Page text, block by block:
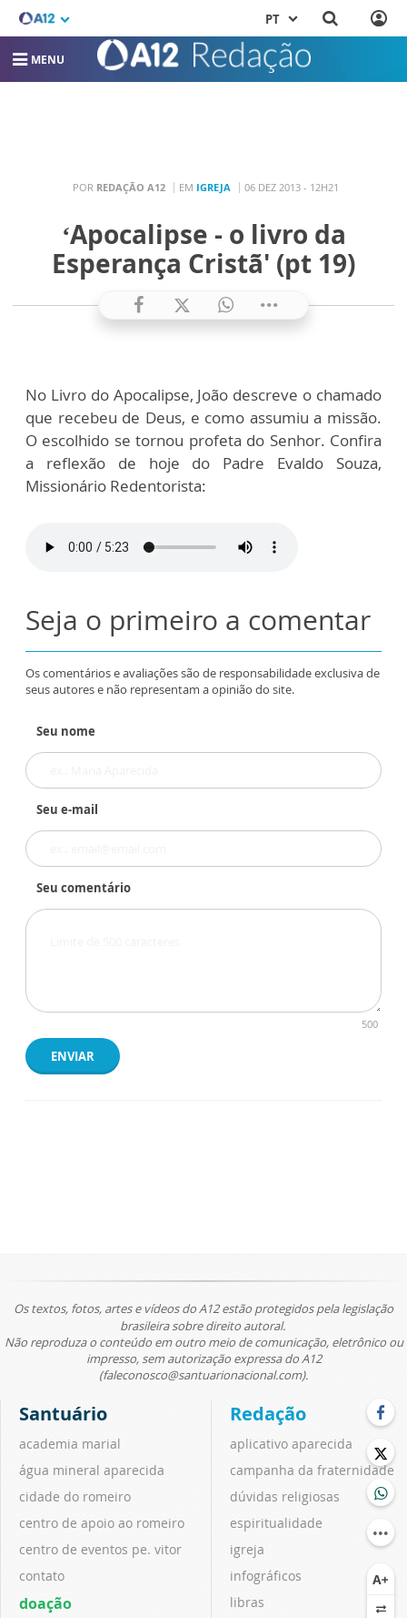
PT
MENU
POR REDAÇÃO A12 EM IGREJA 06 DEZ 2013 - 12H21
‘Apocalipse - o livro da
Esperança Cristã' (pt 19)
No Livro do Apocalipse, João descreve o chamado
que recebeu de Deus, e como assumiu a missão.
O escolhido se tornou profeta do Senhor. Confira
a reflexão de hoje do Padre Evaldo Souza,
Missionário Redentorista:
Seja o primeiro a comentar
Os comentários e avaliações são de responsabilidade exclusiva de
seus autores e não representam a opinião do site.
Seu nome
Seu e-mail
Seu comentário
500
ENVIAR
Os textos, fotos, artes e vídeos do A12 estão protegidos pela legislação
brasileira sobre direito autoral.
Não reproduza o conteúdo em outro meio de comunicação, eletrônico ou
impresso, sem autorização expressa do A12
(faleconosco@santuarionacional.com).
Santuário
academia marial
água mineral aparecida
cidade do romeiro
centro de apoio ao romeiro
centro de eventos pe. vitor
contato
doação
Redação
aplicativo aparecida
campanha da fraternidade
dúvidas religiosas
espiritualidade
igreja
infográficos
libras